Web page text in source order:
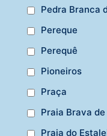
Pedra Branca
Pereque
Perequê
Pioneiros
Praça
Praia Brava
Praia do